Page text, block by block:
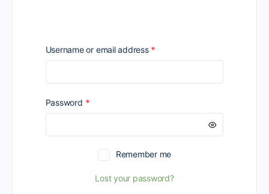
Username or email address *
Password *Required
Remember me
Lost your password?